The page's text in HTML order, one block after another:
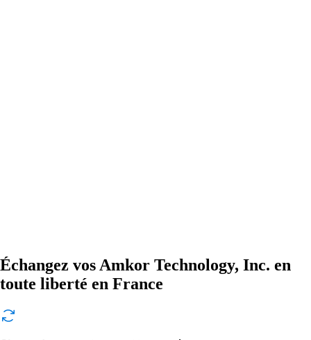
Échangez vos Amkor Technology, Inc. en
toute liberté en France